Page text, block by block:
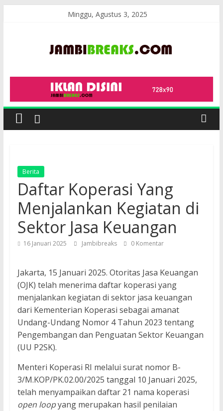
Minggu, Agustus 3, 2025
JambiBreaks
Berita
Daftar Koperasi Yang
Menjalankan Kegiatan di
Sektor Jasa Keuangan
16 Januari 2025 Jambibreaks 0 Komentar
Jakarta, 15 Januari 2025. Otoritas Jasa Keuangan
(OJK) telah menerima daftar koperasi yang
menjalankan kegiatan di sektor jasa keuangan
dari Kementerian Koperasi sebagai amanat
Undang-Undang Nomor 4 Tahun 2023 tentang
Pengembangan dan Penguatan Sektor Keuangan
(UU P2SK).
Menteri Koperasi RI melalui surat nomor B-
3/M.KOP/PK.02.00/2025 tanggal 10 Januari 2025,
telah menyampaikan daftar 21 nama koperasi
open loopyang merupakan hasil penilaian